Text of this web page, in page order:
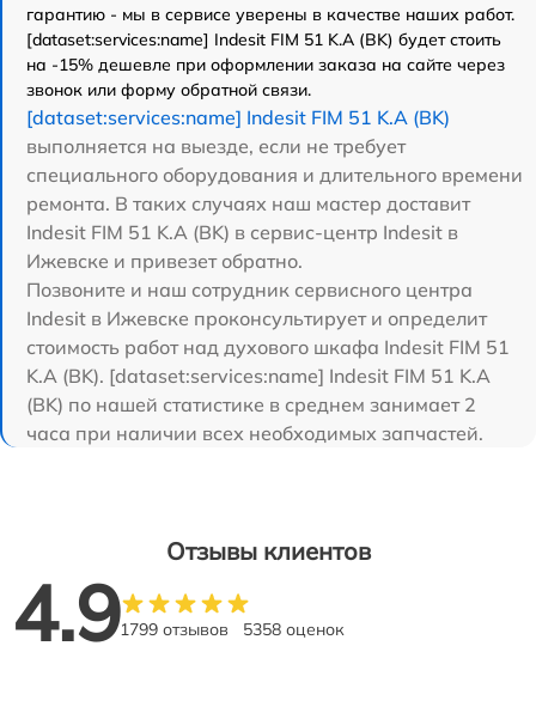
гарантию - мы в сервисе уверены в качестве наших работ.
[dataset:services:name] Indesit FIM 51 K.A (BK) будет стоить
на -15% дешевле при оформлении заказа на сайте через
звонок или форму обратной связи.
[dataset:services:name] Indesit FIM 51 K.A (BK)
выполняется на выезде, если не требует
специального оборудования и длительного времени
ремонта. В таких случаях наш мастер доставит
Indesit FIM 51 K.A (BK) в сервис-центр Indesit в
Ижевске и привезет обратно.
Позвоните и наш сотрудник сервисного центра
Indesit в Ижевске проконсультирует и определит
стоимость работ над духового шкафа Indesit FIM 51
K.A (BK). [dataset:services:name] Indesit FIM 51 K.A
(BK) по нашей статистике в среднем занимает 2
часа при наличии всех необходимых запчастей.
Отзывы клиентов
4.91799 отзывов 5358 оценок